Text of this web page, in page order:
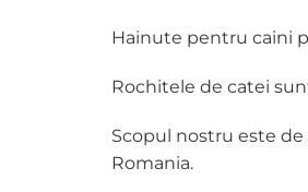
Hainute pentru caini
Rochitele de catei
Scopul nostru este
Romania.